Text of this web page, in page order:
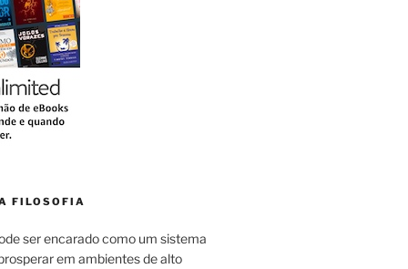
FILOSOFIA
ser encarado como um sistema
em ambientes de alto